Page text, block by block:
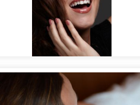
Maquillaje de día natural